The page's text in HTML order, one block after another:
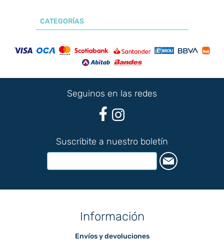
CATEGORÍAS
Seguinos en las redes
Suscribite a nuestro boletín
Información
Envíos y devoluciones